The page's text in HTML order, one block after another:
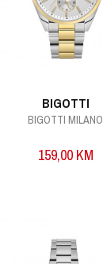
BIGOTTI
BIGOTTI MILANO
159,00 KM